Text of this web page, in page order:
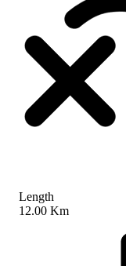
Length
12.00 Km